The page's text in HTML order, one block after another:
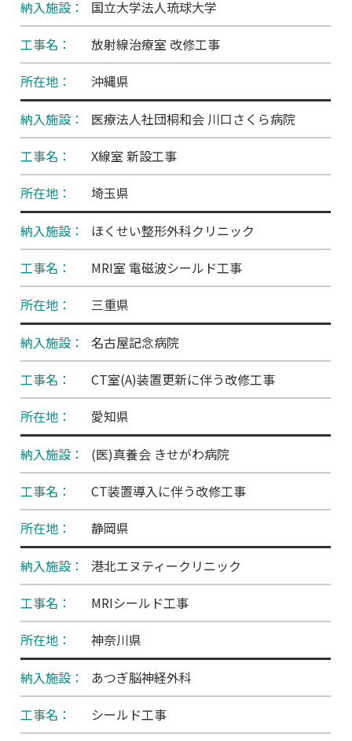
国立大学法人琉球大学
放射線治療室 改修工事
沖縄県
医療法人社団桐和会 川口さくら病院
X線室 新設工事
埼玉県
ほくせい整形外科クリニック
MRI室 電磁波シールド工事
三重県
名古屋記念病院
CT室(A)装置更新に伴う改修工事
愛知県
(医)真養会 きせがわ病院
CT装置導入に伴う改修工事
静岡県
港北エヌティークリニック
MRIシールド工事
神奈川県
あつぎ脳神経外科
シールド工事